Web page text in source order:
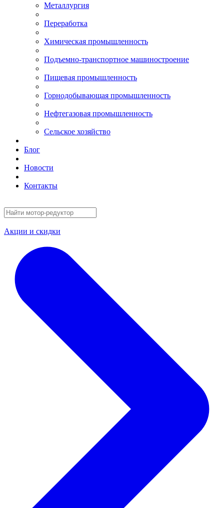
Металлургия
Переработка
Химическая промышленность
Подъемно-транспортное машиностроение
Пищевая промышленность
Горнодобывающая промышленность
Нефтегазовая промышленность
Сельское хозяйство
Блог
Новости
Контакты
Акции и скидки